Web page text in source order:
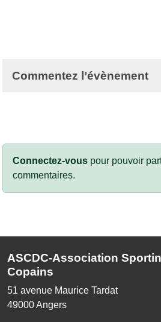
Commentez l’évènement
Connectez-vous pour pouvoir
commentaires.
ASCDC-Association
Copains
51 avenue Maurice Tardat
49000Angers